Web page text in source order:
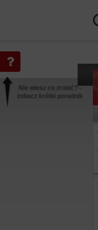
Nie wiesz co zrobić? -
zobacz krótki poradnik